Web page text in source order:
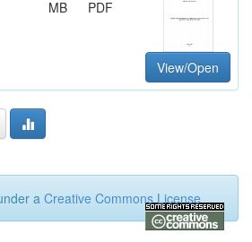
MB
PDF
View/Open
a Creative Commons License